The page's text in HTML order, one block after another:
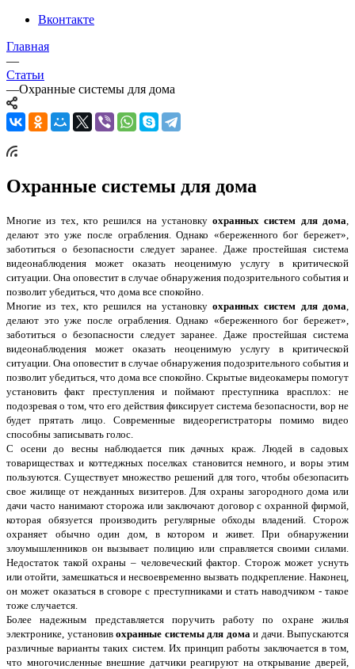
Вконтакте
Главная
—
Статьи
—Охранные системы для дома
Охранные системы для дома
Многие из тех, кто решился на установкуохранных систем для дома
делают это уже после ограбления. Однако «береженного бог бережет»,
заботиться о безопасности следует заранее. Даже простейшая система
видеонаблюдения может оказать неоценимую услугу в критической
ситуации. Она оповестит в случае обнаружения подозрительного события и
позволит убедиться, что дома все спокойно.
Многие из тех, кто решился на установкуохранных систем для дома
делают это уже после ограбления. Однако «береженного бог бережет»,
заботиться о безопасности следует заранее. Даже простейшая система
видеонаблюдения может оказать неоценимую услугу в критической
ситуации. Она оповестит в случае обнаружения подозрительного события и
позволит убедиться, что дома все спокойно. Скрытые видеокамеры помогут
установить факт преступления и поймают преступника врасплох: не
подозревая о том, что его действия фиксирует система безопасности, вор не
будет прятать лицо. Современные видеорегистраторы помимо видео
способны записывать голос.
С осени до весны наблюдается пик дачных краж. Людей в садовых
товариществах и коттеджных поселках становится немного, и воры этим
пользуются. Существует множество решений для того, чтобы обезопасить
свое жилище от нежданных визитеров. Для охраны загородного дома или
дачи часто нанимают сторожа или заключают договор с охранной фирмой,
которая обязуется производить регулярные обходы владений. Сторож
охраняет обычно один дом, в котором и живет. При обнаружении
злоумышленников он вызывает полицию или справляется своими силами.
Недостаток такой охраны – человеческий фактор. Сторож может уснуть
или отойти, замешкаться и несвоевременно вызвать подкрепление. Наконец,
он может оказаться в сговоре с преступниками и стать наводчиком - такое
тоже случается.
Более надежным представляется поручить работу по охране жилья
электронике, установив охранные системы для дома и дачи. Выпускаются
различные варианты таких систем. Их принцип работы заключается в том,
что многочисленные внешние датчики реагируют на открывание дверей,